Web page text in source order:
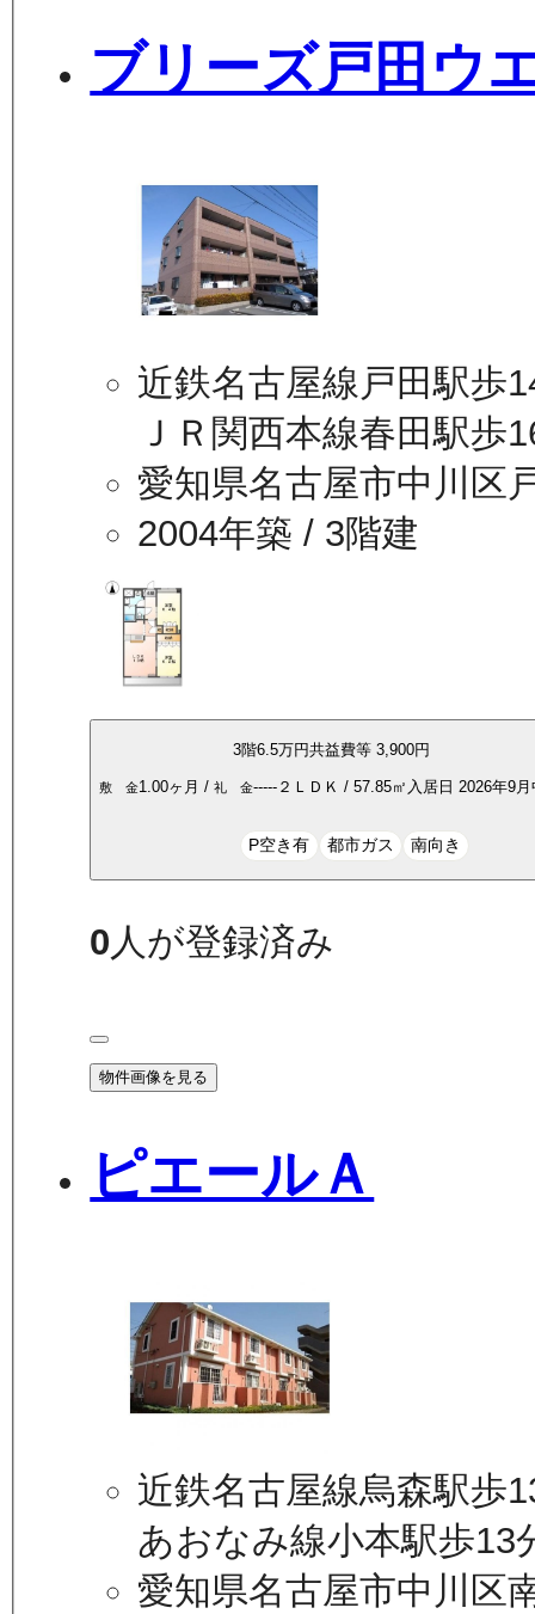
ブリーズ戸田ウ
近鉄名古屋線戸田駅歩
ＪＲ関西本線春田駅歩
愛知県名古屋市中川区
2004年築 / 3階建
3階6.5万円共益費等 3,900円
敷 金1.00ヶ月 /礼 金----- ２ＬＤＫ /57.85㎡ 入居日 2026年9
P空き有 都市ガス 南向き
0人が登録済み
物件画像を見る
ピエールＡ
近鉄名古屋線烏森駅歩
あおなみ線小本駅歩13
愛知県名古屋市中川区